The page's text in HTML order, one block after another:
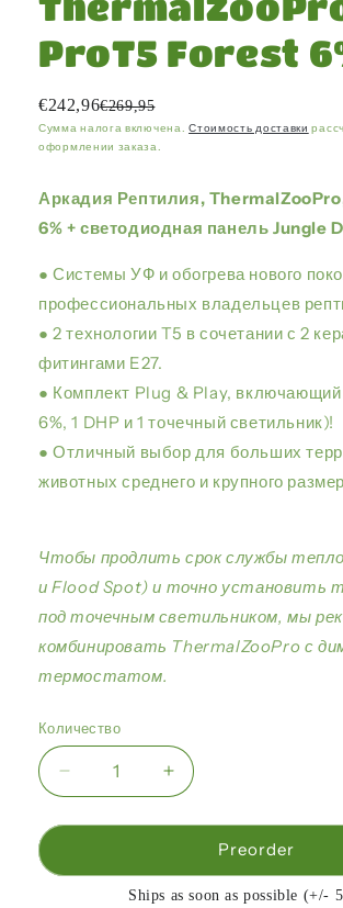
ProT5 Forest
€242,96€269,95
Сумма налога включена.Стоимость доставки
оформлении заказа.
Аркадия Рептилия,
6% + светодиодная панель Jungle
● Системы УФ и обогрева нового
профессиональных владельцев
● 2 технологии T5 в сочетании с 2
фитингами E27.
● Комплект Plug & Play,
6%, 1 DHP и 1 точечный светильник)!
● Отличный выбор для больших
животных среднего и крупного
Чтобы продлить срок службы
и Flood Spot) и точно установить
под точечным светильником, мы
комбинировать ThermalZooPro с
термостатом.
Количество
Уменьшить
количество
Аркадия
ThermalZooPro,
Увеличить
количество
Аркадия
ThermalZooPro,
2X
Preorder
Ships as soon as possible (+/-